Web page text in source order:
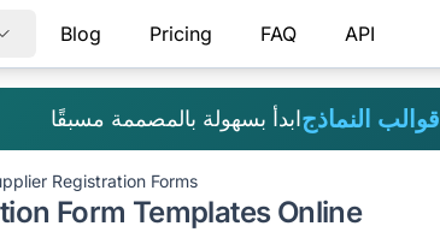
Blog Pricing FAQ API
ابدأ بسهولة بالمصممة مسبقًاقوالب النماذج
Registration Forms
Form Templates Online